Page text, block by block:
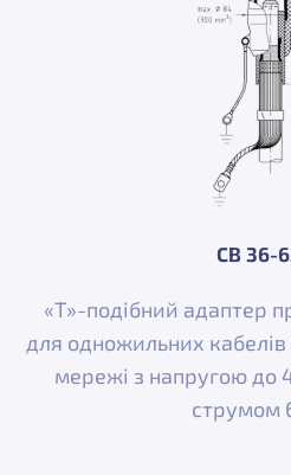
CB 36-
«Т»-подібний адаптер
для одножильних кабелів
мережі з напругою до
струмом